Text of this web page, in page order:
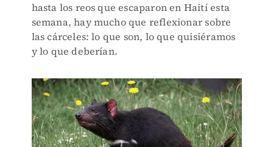
hasta los reos que escaparon en Haití esta
semana, hay mucho que reflexionar sobre
las cárceles: lo que son, lo que quisiéramos
y lo que deberían.